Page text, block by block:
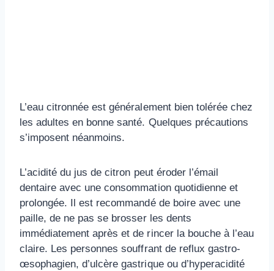
L’eau citronnée est généralement bien tolérée chez
les adultes en bonne santé. Quelques précautions
s’imposent néanmoins.
L’acidité du jus de citron peut éroder l’émail
dentaire avec une consommation quotidienne et
prolongée. Il est recommandé de boire avec une
paille, de ne pas se brosser les dents
immédiatement après et de rincer la bouche à l’eau
claire. Les personnes souffrant de reflux gastro-
œsophagien, d’ulcère gastrique ou d’hyperacidité